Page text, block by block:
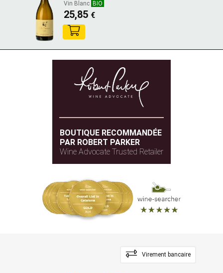
Vin Blanc BIO
25,85 €
BOUTIQUE RECOMMANDÉE
PAR ROBERT PARKER
Wine Advocate Trusted Retailer
Virement bancaire